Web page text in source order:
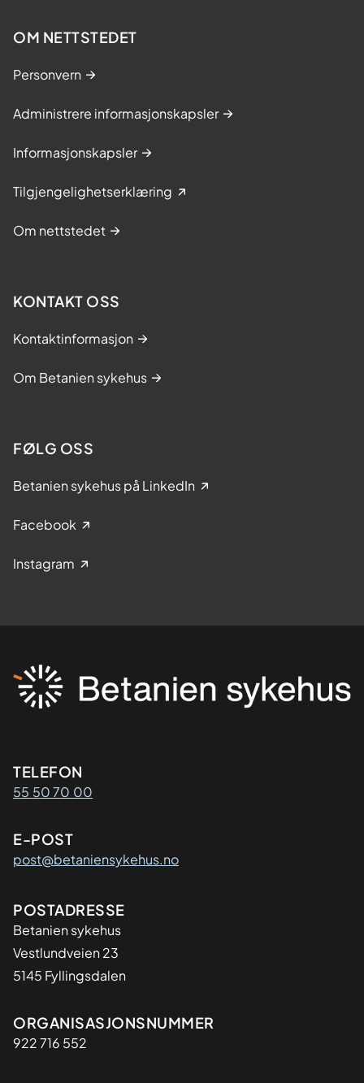
OM NETTSTEDET
Personvern
Administrere informasjonskapsler
Informasjonskapsler
Tilgjengelighetserklæring
Om nettstedet
KONTAKT OSS
Kontaktinformasjon
Om Betanien sykehus
FØLG OSS
Betanien sykehus på LinkedIn
Facebook
Instagram
Kontaktinformasjon
TELEFON
55 50 70 00
E-POST
post@betaniensykehus.no
Adresse
POSTADRESSE
Betanien sykehus
Vestlundveien 23
5145 Fyllingsdalen
Organisasjon
ORGANISASJONSNUMMER
922 716 552